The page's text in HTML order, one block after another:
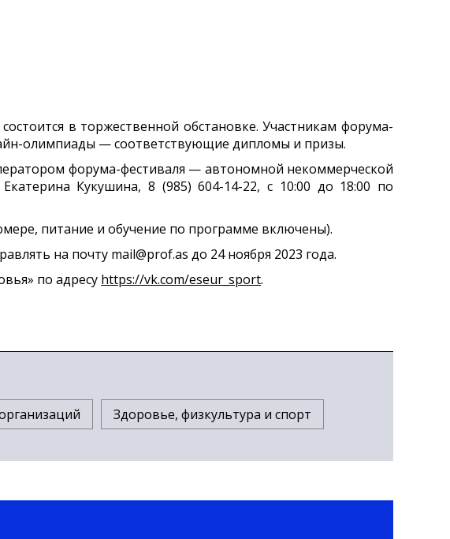
в торжественной обстановке. Участникам форума-
олимпиады — соответствующие дипломы и призы.
форума-фестиваля — автономной некоммерческой
Кукушина, 8 (985) 604-14-22, с 10:00 до 18:00 по
питание и обучение по программе включены).
на почту mail@prof.as до 24 ноября 2023 года.
по адресу https://vk.com/eseur_sport.
Здоровье, физкультура и спорт